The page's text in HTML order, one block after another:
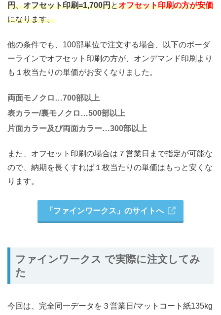
円、オフセット印刷=1,700円とオフセット印刷の方が安価
になります。
他の条件でも、100部単位で注文する場合、以下のボーダ
ーラインでオフセット印刷の方が、オンデマンド印刷より
も１枚当たりの単価がお安くなりました。
両面モノクロ…700部以上
表カラー/裏モノクロ…500部以上
片面カラー及び両面カラー…300部以上
また、オフセット印刷の場合は７営業日まで指定が可能な
ので、納期を長くすれば１枚当たりの単価はもっと安くな
ります。
「ファインワークス」のサイトへ
ファインワークス で実際に注文してみ
た
今回は、完全同一データを３営業日/マットコート紙135kg